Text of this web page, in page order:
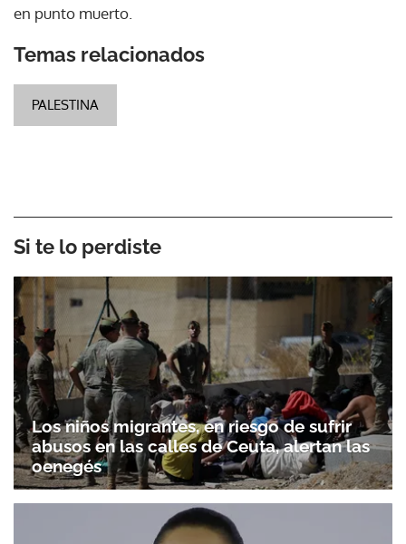
en punto muerto.
Temas relacionados
PALESTINA
Si te lo perdiste
Los niños migrantes, en riesgo de sufrir
abusos en las calles de Ceuta, alertan las
oenegés